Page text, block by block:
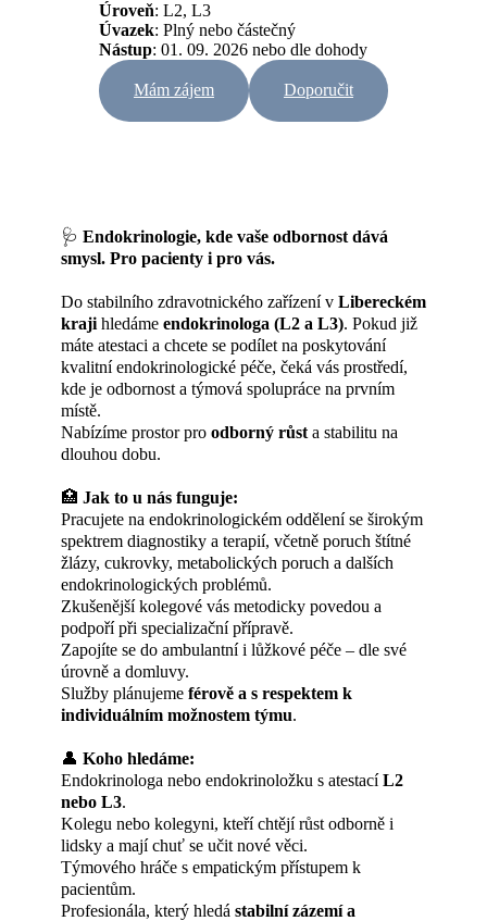
Úroveň: L2, L3
Úvazek: Plný nebo částečný
Nástup: 01. 09. 2026 nebo dle dohody
Mám zájem Doporučit
🩺 Endokrinologie, kde vaše odbornost dává
smysl. Pro pacienty i pro vás.
Do stabilního zdravotnického zařízení v Libereckém
kraji hledáme endokrinologa (L2 a L3). Pokud již
máte atestaci a chcete se podílet na poskytování
kvalitní endokrinologické péče, čeká vás prostředí,
kde je odbornost a týmová spolupráce na prvním
místě.
Nabízíme prostor pro odborný růst a stabilitu na
dlouhou dobu.
🏥 Jak to u nás funguje:
Pracujete na endokrinologickém oddělení se širokým
spektrem diagnostiky a terapií, včetně poruch štítné
žlázy, cukrovky, metabolických poruch a dalších
endokrinologických problémů.
Zkušenější kolegové vás metodicky povedou a
podpoří při specializační přípravě.
Zapojíte se do ambulantní i lůžkové péče – dle své
úrovně a domluvy.
Služby plánujeme férově a s respektem k
individuálním možnostem týmu.
👤 Koho hledáme:
Endokrinologa nebo endokrinoložku s atestacíL2
nebo L3.
Kolegu nebo kolegyni, kteří chtějí růst odborně i
lidsky a mají chuť se učit nové věci.
Týmového hráče s empatickým přístupem k
pacientům.
Profesionála, který hledá stabilní zázemí a